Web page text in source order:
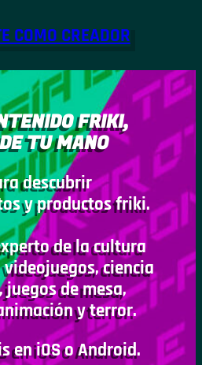
COMO CREADOR
FRIKI,
TU MANO
descubrir
y productos friki.
de la cultura
ciencia
de mesa,
y terror.
en iOS o Android.